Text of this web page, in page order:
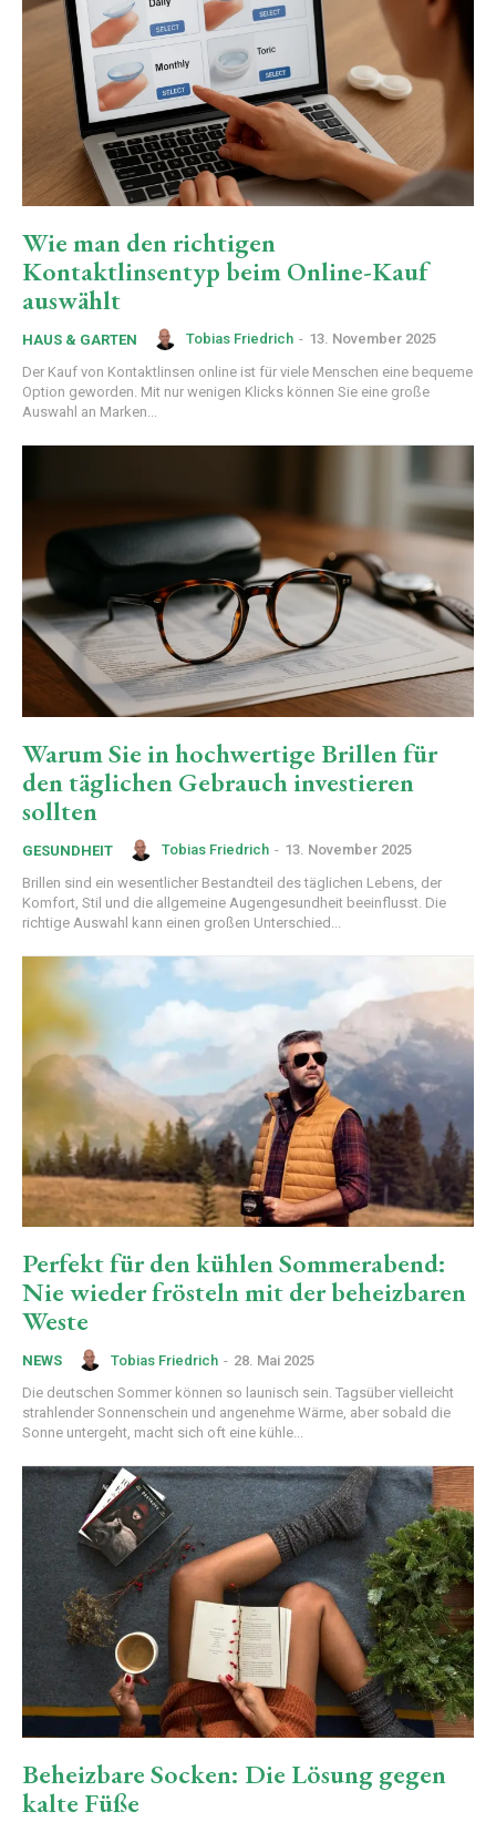
Wie man den richtigen
Kontaktlinsentyp beim Online-Kauf
auswählt
HAUS & GARTEN Tobias Friedrich - 13. November 2025
Der Kauf von Kontaktlinsen online ist für viele Menschen eine bequeme
Option geworden. Mit nur wenigen Klicks können Sie eine große
Auswahl an Marken...
Warum Sie in hochwertige Brillen für
den täglichen Gebrauch investieren
sollten
GESUNDHEIT Tobias Friedrich - 13. November 2025
Brillen sind ein wesentlicher Bestandteil des täglichen Lebens, der
Komfort, Stil und die allgemeine Augengesundheit beeinflusst. Die
richtige Auswahl kann einen großen Unterschied...
Perfekt für den kühlen Sommerabend:
Nie wieder frösteln mit der beheizbaren
Weste
NEWS Tobias Friedrich - 28. Mai 2025
Die deutschen Sommer können so launisch sein. Tagsüber vielleicht
strahlender Sonnenschein und angenehme Wärme, aber sobald die
Sonne untergeht, macht sich oft eine kühle...
Beheizbare Socken: Die Lösung gegen
kalte Füße